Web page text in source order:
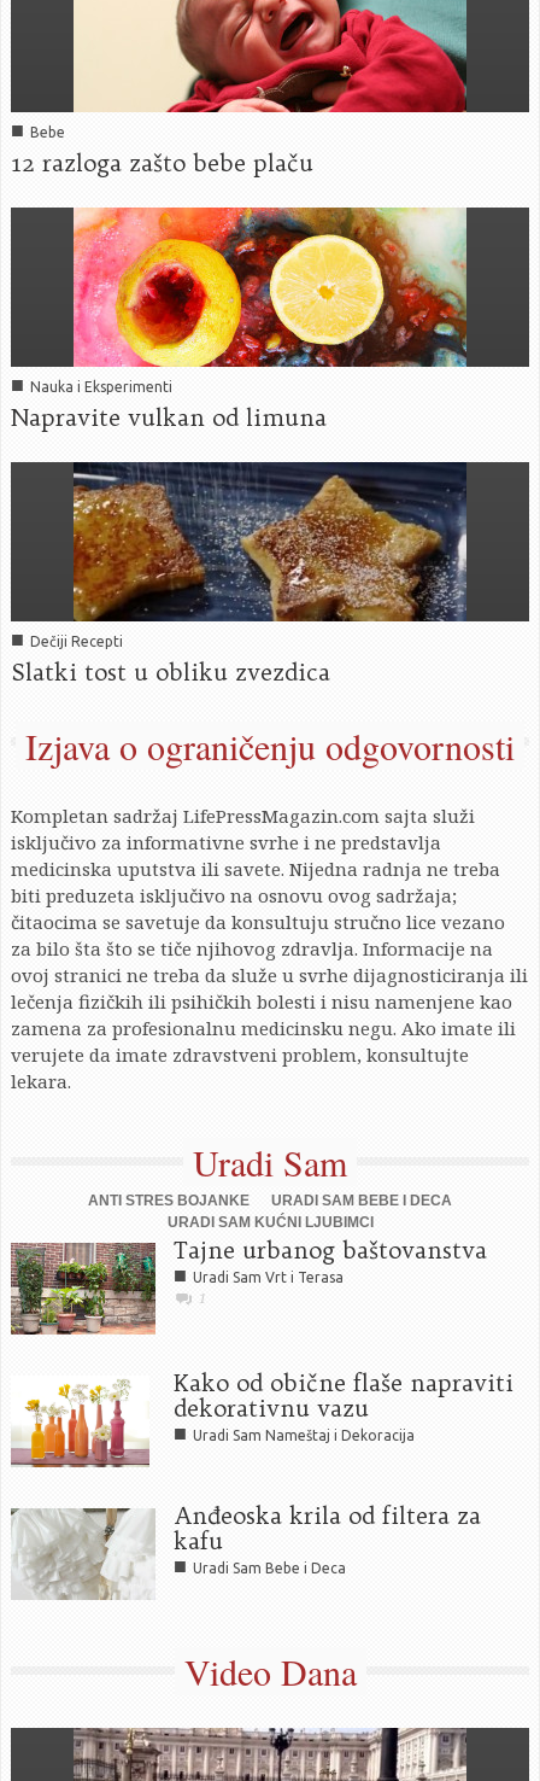
■ Bebe
12 razloga zašto bebe plaču
■ Nauka i Eksperimenti
Napravite vulkan od limuna
■ Dečiji Recepti
Slatki tost u obliku zvezdica
Izjava o ograničenju odgovornosti
Kompletan sadržaj LifePressMagazin.com sajta služi
isključivo za informativne svrhe i ne predstavlja
medicinska uputstva ili savete. Nijedna radnja ne treba
biti preduzeta isključivo na osnovu ovog sadržaja;
čitaocima se savetuje da konsultuju stručno lice vezano
za bilo šta što se tiče njihovog zdravlja. Informacije na
ovoj stranici ne treba da služe u svrhe dijagnosticiranja ili
lečenja fizičkih ili psihičkih bolesti i nisu namenjene kao
zamena za profesionalnu medicinsku negu. Ako imate ili
verujete da imate zdravstveni problem, konsultujte
lekara.
Uradi Sam
ANTI STRES BOJANKE
URADI SAM BEBE I DECA
URADI SAM KUĆNI LJUBIMCI
Tajne urbanog baštovanstva
■ Uradi Sam Vrt i Terasa
1
Kako od obične flaše napraviti
dekorativnu vazu
■ Uradi Sam Nameštaj i Dekoracija
Anđeoska krila od filtera za
kafu
■ Uradi Sam Bebe i Deca
Video Dana